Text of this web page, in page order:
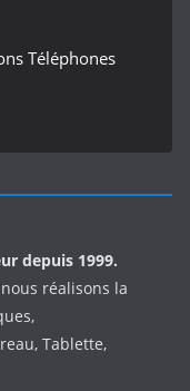
Téléphones
depuis 1999.
réalisons la
Tablette,